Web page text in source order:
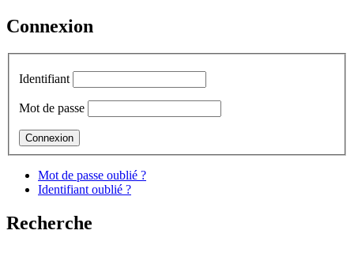
Connexion
Identifiant
Mot de passe
Mot de passe oublié ?
Identifiant oublié ?
Recherche